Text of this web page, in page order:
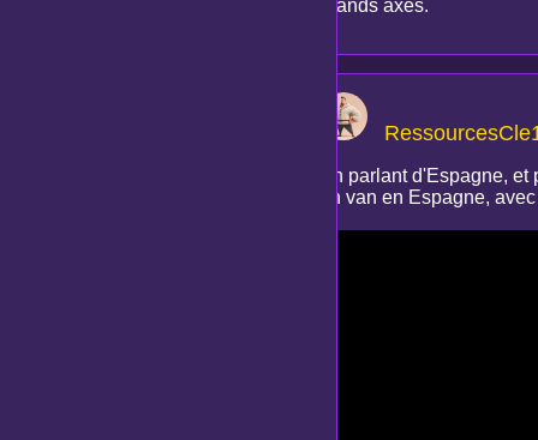
grands axes.
En parlant d'Espagne,
en van en Espagne,